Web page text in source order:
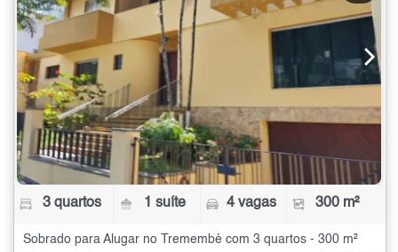
3 quartos 1 suíte 4 vagas 300 m²
Sobrado para Alugar no Tremembé com 3 quartos - 300 m²